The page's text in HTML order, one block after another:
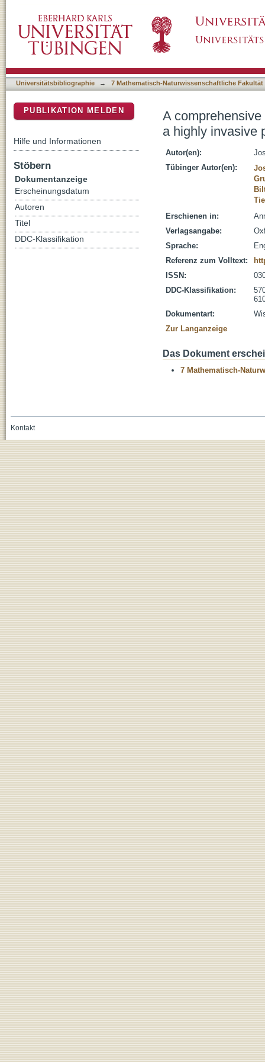
species
Universitätsbibliographie → 7 Mathematisch-Naturwissenschaftliche Fakultät
A
a highly invasive
Autor(en):
Tübinger Autor(en):
Erschienen in:
Verlagsangabe:
Sprache:
Referenz zum Volltext:
ISSN:
DDC-Klassifikation:
Dokumentart:
Zur Langanzeige
Das Dokument
7 Mathematisch-
PUBLIKATION MELDEN
Hilfe und Informationen
Stöbern
Dokumentanzeige
Erscheinungsdatum
Autoren
Titel
DDC-Klassifikation
Kontakt